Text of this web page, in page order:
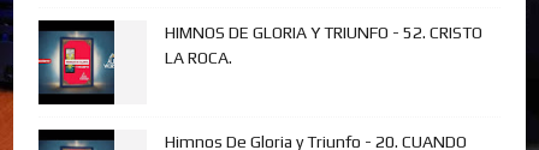
HIMNOS DE GLORIA Y TRIUNFO - 52. CRISTO
LA ROCA.
Himnos De Gloria y Triunfo - 20. CUANDO